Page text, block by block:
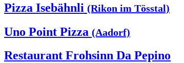
Pizza Isebähnli (Rikon im Tösstal)
Uno Point Pizza (Aadorf)
Restaurant Frohsinn Da Pepino